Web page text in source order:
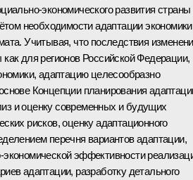
экономического развития страны
необходимости адаптации экономики
Учитывая, что последствия
для регионов Российской Федерации,
адаптацию целесообразно
Концепции планирования
и оценку современных и будущих
рисков, оценку адаптационного
перечня вариантов адаптации,
экономической эффективности
адаптации, разработку детального